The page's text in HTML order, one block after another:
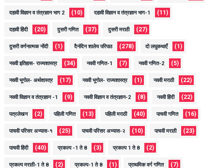
दहावी विज्ञान व तंत्रज्ञान भाग 2 (10) दहावी विज्ञान व तंत्रज्ञान भाग-1 (11)
दहावी हिंदी (20) दुसरी गणित (37) दुसरी मराठी (27)
दुसरी वर्णनात्मक नोंदी (1) दैनंदिन शालेय परिपाठ (278) दो लघुकथाएँ (1)
नववी इतिहास- राज्यशास्त्र (34) नववी गणित-1 (7) नववी गणित-2 (5)
नववी भूगोल- अर्थशास्त्र (17) नववी भूगोल- राज्यशास्त्र (1) नववी मराठी (22)
नववी विज्ञान व तंत्रज्ञान -1 (9) नववी विज्ञान व तंत्रज्ञान-2 (8) नववी हिंदी (22)
पत्रलेखन (2) पहिली गणित (13) पहिली मराठी (40) पाचवी गणित (16)
पाचवी परिसर अभ्यास-१ (25) पाचवी परिसर अभ्यास-२ (10) पाचवी मराठी (23)
पाचवी हिंदी (40) प्रकल्प -1 ते 8 (3) प्रकल्प 1 ते 8 (2)
प्रकल्प मराठी-1 ते 8 (2) प्रकल्प-1 ते 8 (1) प्राथमिक वर्ग गणित (7)